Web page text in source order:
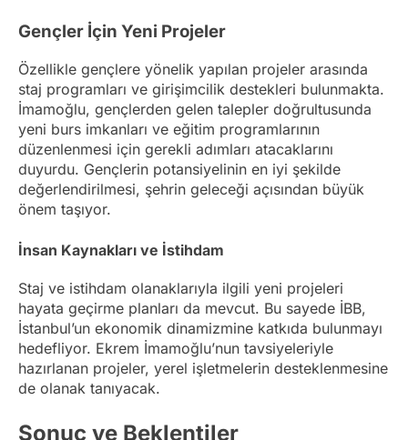
Gençler İçin Yeni Projeler
Özellikle gençlere yönelik yapılan projeler arasında
staj programları ve girişimcilik destekleri bulunmakta.
İmamoğlu, gençlerden gelen talepler doğrultusunda
yeni burs imkanları ve eğitim programlarının
düzenlenmesi için gerekli adımları atacaklarını
duyurdu. Gençlerin potansiyelinin en iyi şekilde
değerlendirilmesi, şehrin geleceği açısından büyük
önem taşıyor.
İnsan Kaynakları ve İstihdam
Staj ve istihdam olanaklarıyla ilgili yeni projeleri
hayata geçirme planları da mevcut. Bu sayede İBB,
İstanbul’un ekonomik dinamizmine katkıda bulunmayı
hedefliyor. Ekrem İmamoğlu’nun tavsiyeleriyle
hazırlanan projeler, yerel işletmelerin desteklenmesine
de olanak tanıyacak.
Sonuç ve Beklentiler